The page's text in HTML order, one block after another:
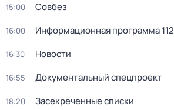
15:00 Совбез
16:00 Информационная программа 112
16:30 Новости
16:55 Документальный спецпроект
18:20 Зacекрeченные cписки